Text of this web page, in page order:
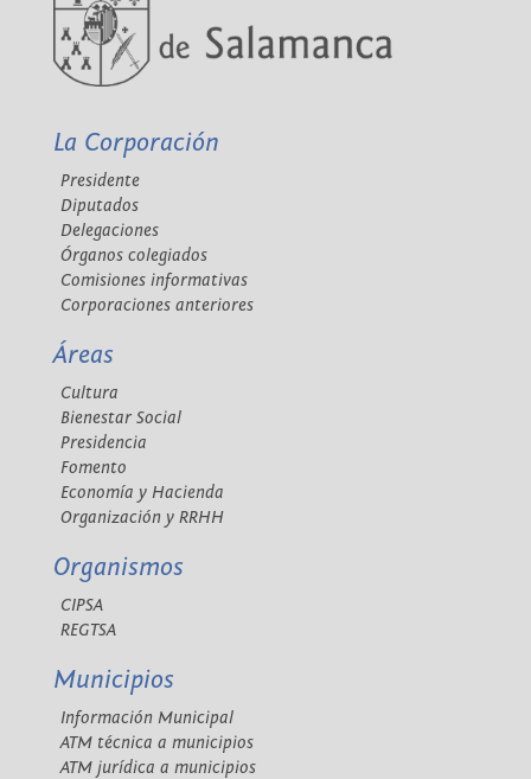
La Corporación
Presidente
Diputados
Delegaciones
Órganos colegiados
Comisiones informativas
Corporaciones anteriores
Áreas
Cultura
Bienestar Social
Presidencia
Fomento
Economía y Hacienda
Organización y RRHH
Organismos
CIPSA
REGTSA
Municipios
Información Municipal
ATM técnica a municipios
ATM jurídica a municipios